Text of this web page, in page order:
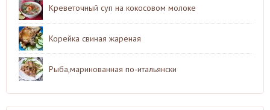
Креветочный суп на кокосовом молоке
Корейка свиная жареная
Рыба,маринованная по-итальянски